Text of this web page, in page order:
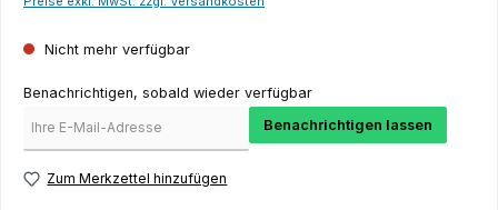
Nicht mehr verfügbar
Benachrichtigen, sobald wieder verfügbar
Benachrichtigen lassen
Zum Merkzettel hinzufügen